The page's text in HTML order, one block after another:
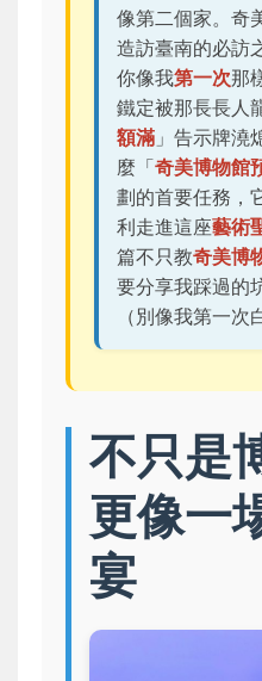
像第二個家。奇
造訪臺南的必訪
你像我第一次那
鐵定被那長長人
額滿 」告示牌澆
麼「奇美博物館
劃的首要任務，
利走進這座藝術
篇不只教奇美博
要分享我踩過的
（別像我第一次
不只是
更像一
宴